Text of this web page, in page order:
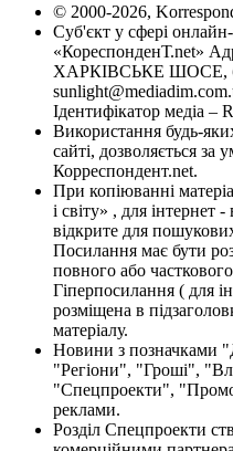
© 2000-2026,
Суб'єкт у сфері
«КореспонденТ.net»
ХАРКІВСЬКЕ ШОСЕ,
Ідентифікатор медіа –
Використання будь-
сайті, дозволяється за
Корреспондент.net.
При копіюванні
і світу» , для інтернет
відкрите для
Посилання має бути
повного або
Гіперпосилання ( для
розміщена в
матеріалу.
Новини з позначками
"Регіони", "Гроші",
"Спецпроекти",
реклами.
Розділ Спецпроекти